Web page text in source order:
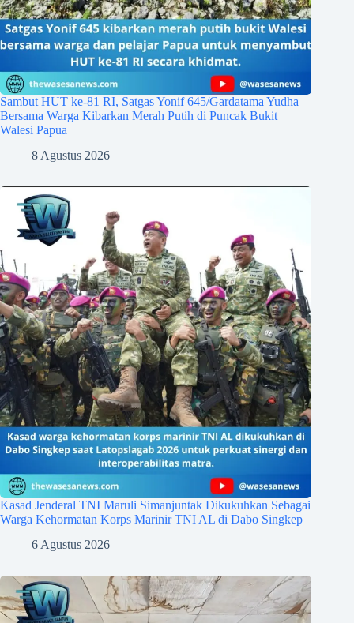
Sambut HUT ke-81 RI, Satgas Yonif 645/Gardatama Yudha
Bersama Warga Kibarkan Merah Putih di Puncak Bukit
Walesi Papua
8 Agustus 2026
Kasad Jenderal TNI Maruli Simanjuntak Dikukuhkan Sebagai
Warga Kehormatan Korps Marinir TNI AL di Dabo Singkep
6 Agustus 2026